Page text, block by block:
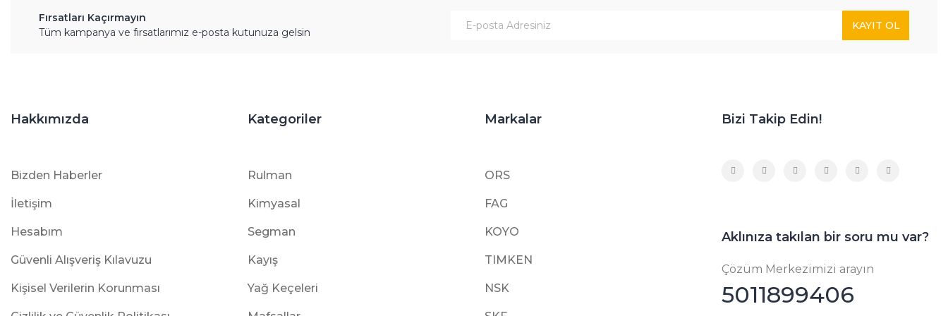
Fırsatları Kaçırmayın
Tüm kampanya ve fırsatlarımız e-posta kutunuza gelsin
KAYIT OL
Hakkımızda
Bizden Haberler
İletişim
Hesabım
Güvenli Alışveriş Kılavuzu
Kişisel Verilerin Korunması
Kategoriler
Rulman
Kimyasal
Segman
Kayış
Yağ Keçeleri
Markalar
ORS
FAG
KOYO
TIMKEN
NSK
Bizi Takip Edin!
Aklınıza takılan bir soru mu var?
Çözüm Merkezimizi arayın
5011899406